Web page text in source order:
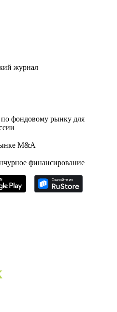
журнал
фондовому рынку для
M&A
финансирование